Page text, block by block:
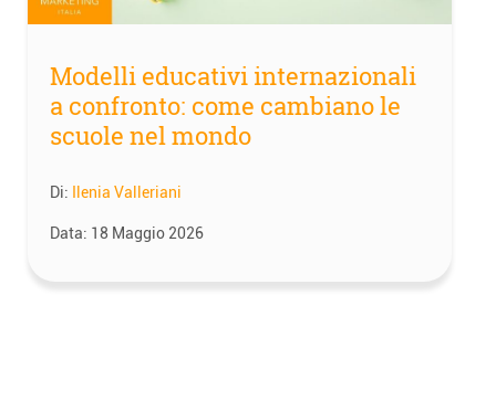
Modelli educativi internazionali
a confronto: come cambiano le
scuole nel mondo
Di: Ilenia Valleriani
Data: 18 Maggio 2026